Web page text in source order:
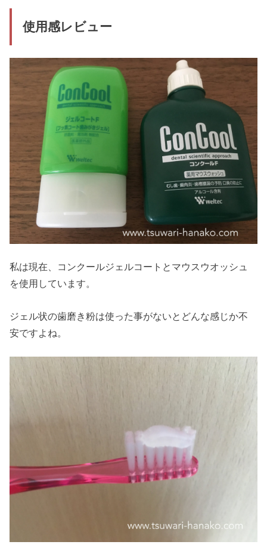
使用感レビュー
私は現在、コンクールジェルコートとマウスウオッシュ
を使用しています。
ジェル状の歯磨き粉は使った事がないとどんな感じか不
安ですよね。